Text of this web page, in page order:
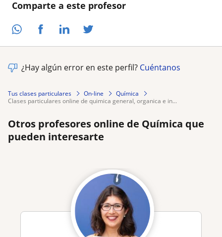
Comparte a este profesor
¿Hay algún error en este perfil? Cuéntanos
Tus clases particulares On-line
Química
clases particulares online de quimica general, organica e in...
Otros profesores online de Química que
pueden interesarte